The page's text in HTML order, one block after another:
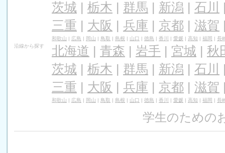
茨城
栃木 群馬 新潟 石川
三重
大阪 兵庫 京都 滋賀
和歌山 | 広島 | 岡山 | 鳥取 | 島根 | 山口 | 徳島 | 香川 | 愛媛 | 高知 | 福岡 | 長
沿線から探す
北海道 青森 岩手 宮城
秋
茨城
栃木 群馬 新潟 石川
三重
大阪 兵庫 京都 滋賀
和歌山 | 広島 | 岡山 | 鳥取 | 島根 | 山口 | 徳島 | 香川 | 愛媛 | 高知 | 福岡 | 長
学生のための